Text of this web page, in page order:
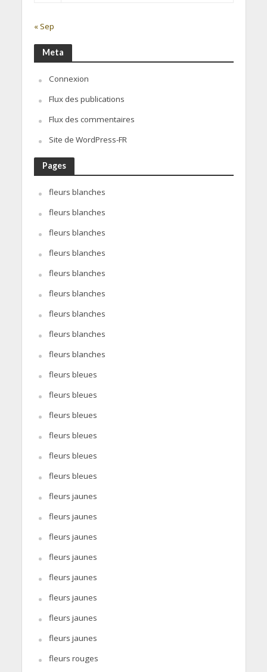
« Sep
Meta
Connexion
Flux des publications
Flux des commentaires
Site de WordPress-FR
Pages
fleurs blanches
fleurs blanches
fleurs blanches
fleurs blanches
fleurs blanches
fleurs blanches
fleurs blanches
fleurs blanches
fleurs blanches
fleurs bleues
fleurs bleues
fleurs bleues
fleurs bleues
fleurs bleues
fleurs bleues
fleurs jaunes
fleurs jaunes
fleurs jaunes
fleurs jaunes
fleurs jaunes
fleurs jaunes
fleurs jaunes
fleurs jaunes
fleurs rouges